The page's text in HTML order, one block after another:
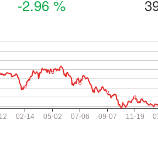
-2.96 %